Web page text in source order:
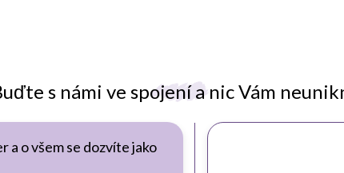
s námi ve spojení a nic Vám
o všem se dozvíte jako